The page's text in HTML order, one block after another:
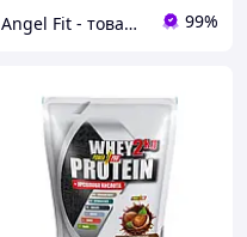
Angel Fit - товари для здоров'я, спорту та активного життя 99%